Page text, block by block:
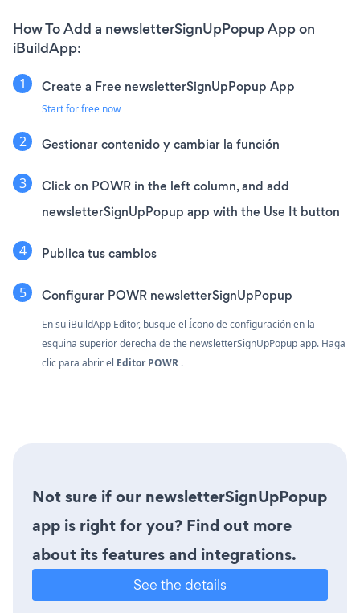
How To Add a newsletterSignUpPopup App on
iBuildApp:
Create a Free newsletterSignUpPopup App
Start for free now
Gestionar contenido y cambiar la función
Click on POWR in the left column, and add
newsletterSignUpPopup app with the Use It button
Publica tus cambios
Configurar POWR newsletterSignUpPopup
En su iBuildApp Editor, busque el Ícono de configuraciónen la
esquina superior derecha de the newsletterSignUpPopup app. Haga
clic para abrir el Editor POWR .
Not sure if our newsletterSignUpPopup
app is right for you? Find out more
about its features and integrations.
See the details